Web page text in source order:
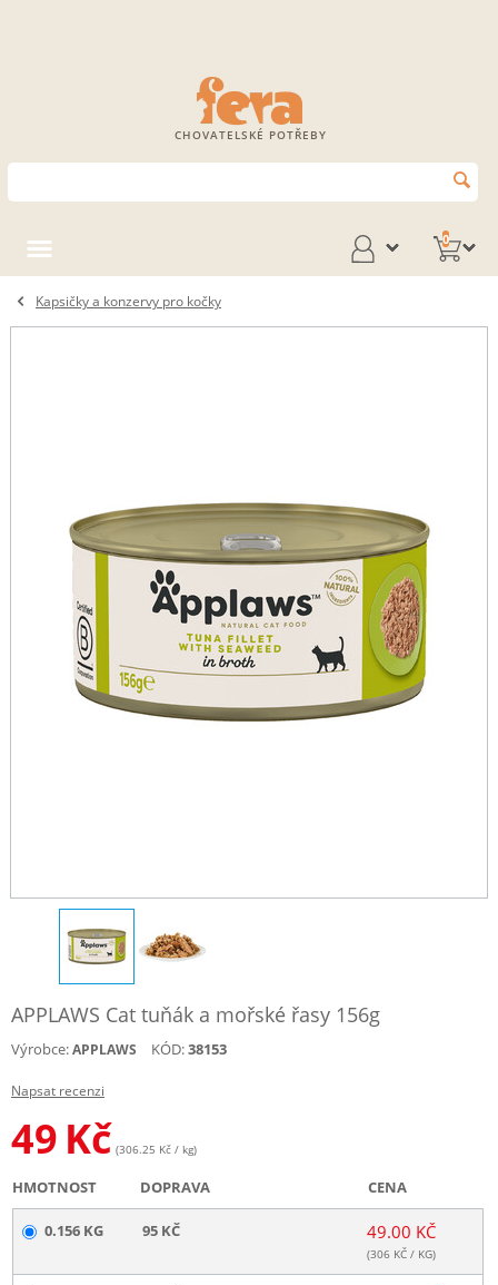
CHOVATELSKÉ POTŘEBY
0
Kapsičky a konzervy pro kočky
APPLAWS Cat tuňák a mořské řasy 156g
Výrobce:APPLAWS KÓD:38153
Napsat recenzi
49 Kč (306.25 Kč / kg)
HMOTNOST DOPRAVA CENA
0.156 KG 95 KČ 49.00 KČ
(306 KČ / KG)